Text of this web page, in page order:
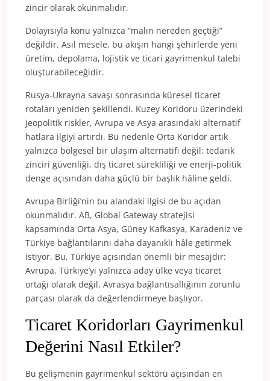
zincir olarak okunmalıdır.
Dolayısıyla konu yalnızca “malın nereden geçtiği”
değildir. Asıl mesele, bu akışın hangi şehirlerde yeni
üretim, depolama, lojistik ve ticari gayrimenkul talebi
oluşturabileceğidir.
Rusya-Ukrayna savaşı sonrasında küresel ticaret
rotaları yeniden şekillendi. Kuzey Koridoru üzerindeki
jeopolitik riskler, Avrupa ve Asya arasındaki alternatif
hatlara ilgiyi artırdı. Bu nedenle Orta Koridor artık
yalnızca bölgesel bir ulaşım alternatifi değil; tedarik
zinciri güvenliği, dış ticaret sürekliliği ve enerji-politik
denge açısından daha güçlü bir başlık hâline geldi.
Avrupa Birliği’nin bu alandaki ilgisi de bu açıdan
okunmalıdır. AB, Global Gateway stratejisi
kapsamında Orta Asya, Güney Kafkasya, Karadeniz ve
Türkiye bağlantılarını daha dayanıklı hâle getirmek
istiyor. Bu, Türkiye açısından önemli bir mesajdır:
Avrupa, Türkiye’yi yalnızca aday ülke veya ticaret
ortağı olarak değil, Avrasya bağlantısallığının zorunlu
parçası olarak da değerlendirmeye başlıyor.
Ticaret Koridorları Gayrimenkul
Değerini Nasıl Etkiler?
Bu gelişmenin gayrimenkul sektörü açısından en